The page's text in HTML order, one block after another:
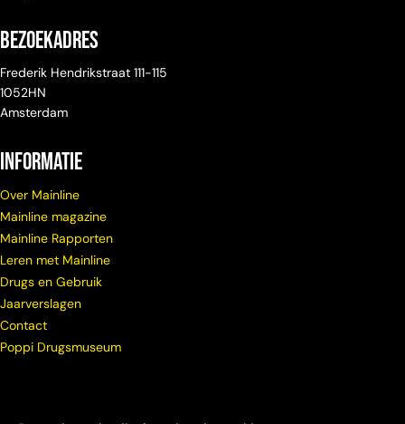
Bezoekadres
Frederik Hendrikstraat 111-115
1052HN
Amsterdam
Informatie
Over Mainline
Mainline magazine
Mainline Rapporten
Leren met Mainline
Drugs en Gebruik
Jaarverslagen
Contact
Poppi Drugsmuseum